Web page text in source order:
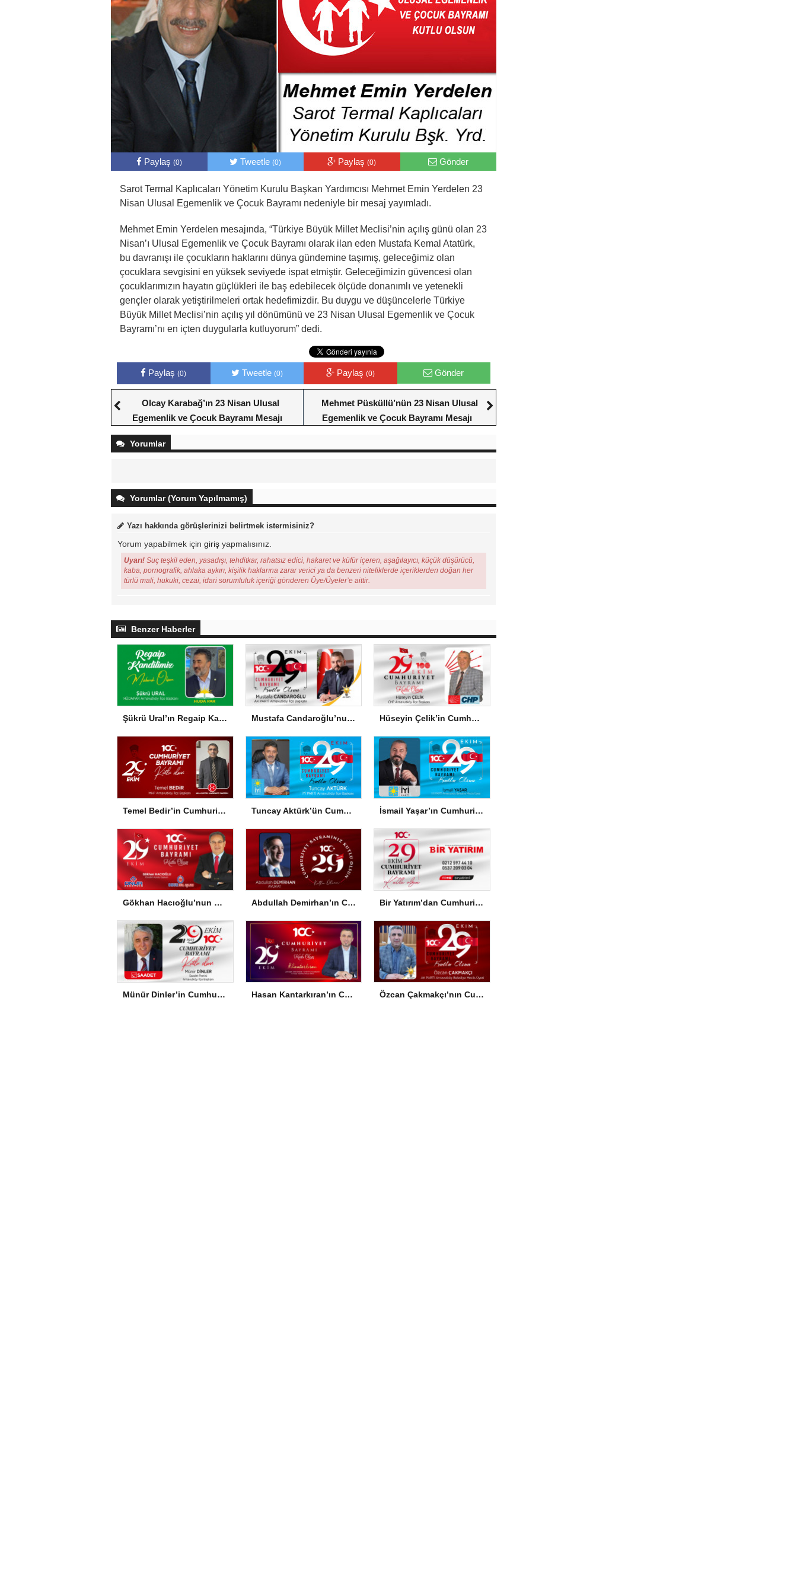
Paylaş (0) Tweetle(0) Paylaş(0) Gönder
Sarot Termal Kaplıcaları Yönetim Kurulu Başkan Yardımcısı Mehmet Emin Yerdelen 23
Nisan Ulusal Egemenlik ve Çocuk Bayramı nedeniyle bir mesaj yayımladı.
Mehmet Emin Yerdelen mesajında, “Türkiye Büyük Millet Meclisi’nin açılış günü olan 23
Nisan’ı Ulusal Egemenlik ve Çocuk Bayramı olarak ilan eden Mustafa Kemal Atatürk,
bu davranışı ile çocukların haklarını dünya gündemine taşımış, geleceğimiz olan
çocuklara sevgisini en yüksek seviyede ispat etmiştir. Geleceğimizin güvencesi olan
çocuklarımızın hayatın güçlükleri ile baş edebilecek ölçüde donanımlı ve yetenekli
gençler olarak yetiştirilmeleri ortak hedefimizdir. Bu duygu ve düşüncelerle Türkiye
Büyük Millet Meclisi’nin açılış yıl dönümünü ve 23 Nisan Ulusal Egemenlik ve Çocuk
Bayramı’nı en içten duygularla kutluyorum” dedi.
Paylaş(0) Tweetle (0) Paylaş (0) Gönder
Olcay Karabağ’ın 23 Nisan Ulusal
Egemenlik ve Çocuk Bayramı Mesajı
Mehmet Püsküllü’nün 23 Nisan Ulusal
Egemenlik ve Çocuk Bayramı Mesajı
Yorumlar
Yorumlar (Yorum Yapılmamış)
Yazı hakkında görüşlerinizi belirtmek istermisiniz?
Yorum yapabilmek için giriş yapmalısınız.
Uyarı! Suç teşkil eden, yasadışı, tehditkar, rahatsız edici, hakaret ve küfür içeren, aşağılayıcı, küçük düşürücü,
kaba, pornografik, ahlaka aykırı, kişilik haklarına zarar verici ya da benzeri niteliklerde içeriklerden doğan her
türlü mali, hukuki, cezai, idari sorumluluk içeriği gönderen Üye/Üyeler’e aittir.
Benzer Haberler
Şükrü Ural’ın Regaip Kandili Mesajı Mustafa Candaroğlu’nun Cumhuriyet Bayramı Mesajı Hüseyin Çelik’in Cumhuriyet Bayramı Mesajı
Temel Bedir’in Cumhuriyet Bayramı Mesajı Tuncay Aktürk’ün Cumhuriyet Bayramı Mesajı İsmail Yaşar’ın Cumhuriyet Bayramı Mesajı
Gökhan Hacıoğlu’nun Cumhuriyet Bayramı Mesajı Abdullah Demirhan’ın Cumhuriyet Bayramı Mesajı Bir Yatırım’dan Cumhuriyet Bayramı Mesajı
Münür Dinler’in Cumhuriyet Bayramı Mesajı Hasan Kantarkıran’ın Cumhuriyet Bayramı Mesajı Özcan Çakmakçı’nın Cumhuriyet Bayramı Mesajı